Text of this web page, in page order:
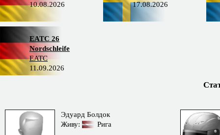
10.08.2026
17.08.2026
EATC 26
Nordschleife
EATC
11.09.2026
Эдуард Болдок
Живу:
Рига